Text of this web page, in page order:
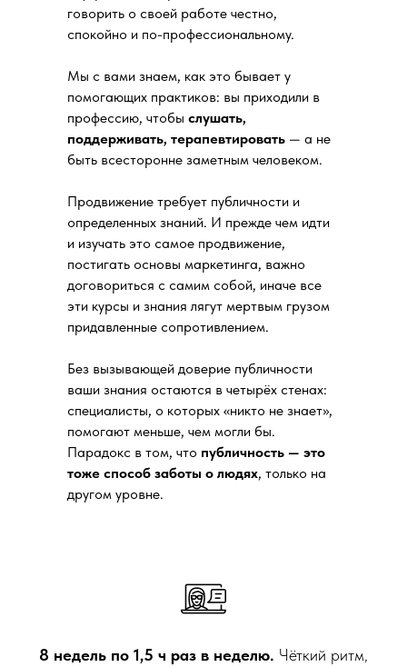
говорить о своей работе честно,
спокойно и по-профессиональному.
Мы с вами знаем, как это бывает у
помогающих практиков: вы приходили в
профессию, чтобы слушать,
поддерживать, терапевтировать — а не
быть всесторонне заметным человеком.
Продвижение требует публичности и
определенных знаний. И прежде чем идти
и изучать это самое продвижение,
постигать основы маркетинга, важно
договориться с самим собой, иначе все
эти курсы и знания лягут мертвым грузом
придавленные сопротивлением.
Без вызывающей доверие публичности
ваши знания остаются в четырёх стенах:
специалисты, о которых «никто не знает»,
помогают меньше, чем могли бы.
Парадокс в том, что публичность — это
тоже способ заботы о людях, только на
другом уровне.
8 недель по 1,5 ч раз в неделю. Чёткий ритм,